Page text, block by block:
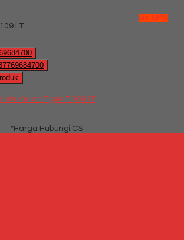
via SMS
LT
Kuliah Tiger T 109 LT
*Harga Hubungi CS